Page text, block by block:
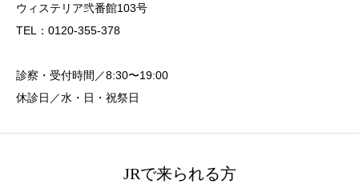
ウィステリア弐番館103号
TEL：0120-355-378
診察・受付時間／8:30〜19:00
休診日／水・日・祝祭日
JRで来られる方